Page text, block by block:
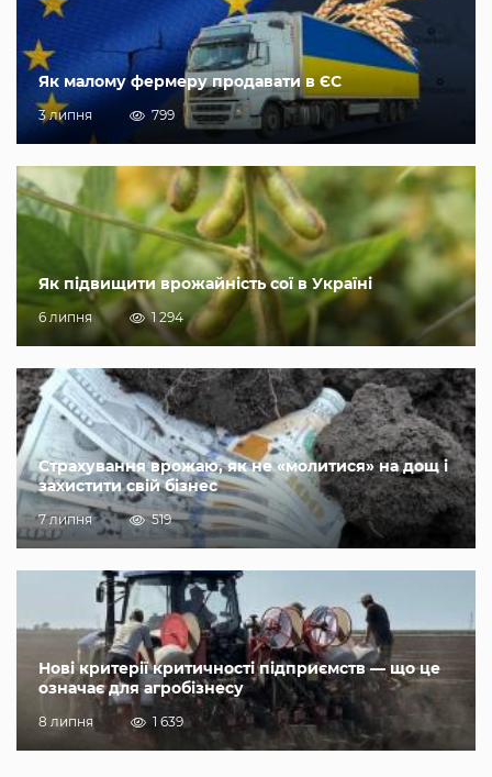
Як малому фермеру продавати в ЄС
3 липня 799
Як підвищити врожайність сої в Україні
6 липня 1 294
Страхування врожаю, як не «молитися» на дощ і
захистити свій бізнес
7 липня 519
Нові критерії критичності підприємств — що це
означає для агробізнесу
8 липня 1 639